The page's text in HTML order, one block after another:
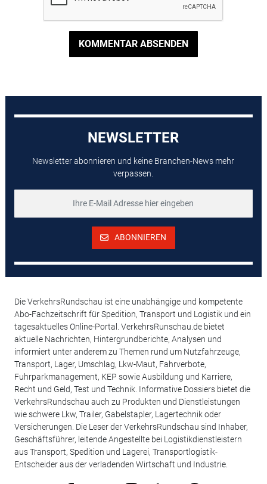
KOMMENTAR ABSENDEN
NEWSLETTER
Newsletter abonnieren und keine Branchen-News mehr
verpassen.
ABONNIEREN
Die VerkehrsRundschau ist eine unabhängige und kompetente
Abo-Fachzeitschrift für Spedition, Transport und Logistik und ein
tagesaktuelles Online-Portal. VerkehrsRunschau.de bietet
aktuelle Nachrichten, Hintergrundberichte, Analysen und
informiert unter anderem zu Themen rund um Nutzfahrzeuge,
Transport, Lager, Umschlag, Lkw-Maut, Fahrverbote,
Fuhrparkmanagement, KEP sowie Ausbildung und Karriere,
Recht und Geld, Test und Technik. Informative Dossiers bietet die
VerkehrsRundschau auch zu Produkten und Dienstleistungen
wie schwere Lkw, Trailer, Gabelstapler, Lagertechnik oder
Versicherungen. Die Leser der VerkehrsRundschau sind Inhaber,
Geschäftsführer, leitende Angestellte bei Logistikdienstleistern
aus Transport, Spedition und Lagerei, Transportlogistik-
Entscheider aus der verladenden Wirtschaft und Industrie.